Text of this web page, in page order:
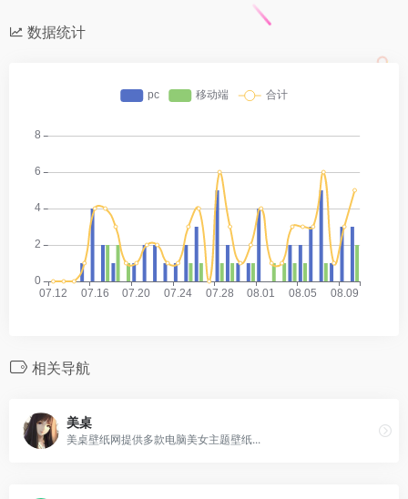
数据统计
相关导航
美桌
美桌壁纸网提供多款电脑美女主题壁纸...